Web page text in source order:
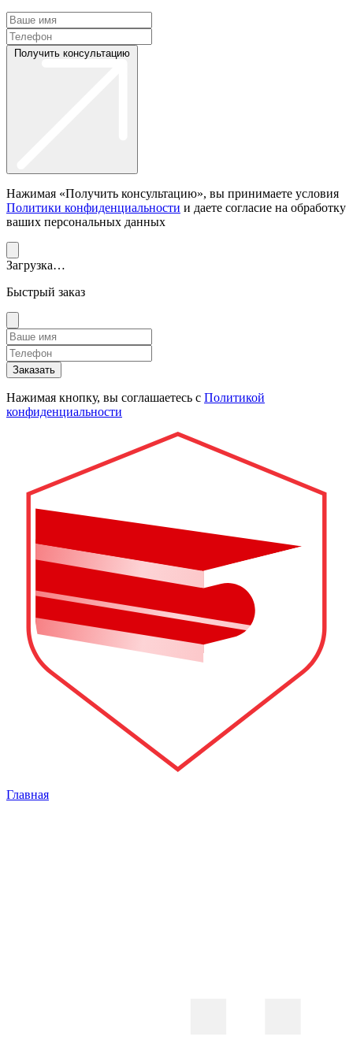
Получить консультацию
Нажимая «Получить консультацию», вы принимаете условия
Политики конфиденциальности и даете согласие на обработку
ваших персональных данных
Загрузка…
Быстрый заказ
Заказать
Нажимая кнопку, вы соглашаетесь с Политикой
конфиденциальности
Главная